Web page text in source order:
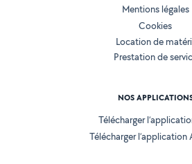
Mentions légales
Cookies
Location de
Prestation de
NOS
Télécharger
Télécharger l’application